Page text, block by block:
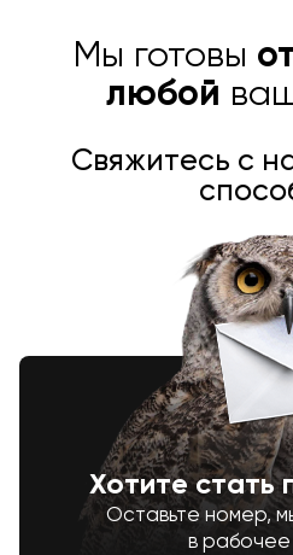
Мы готовы
любой
Свяжитесь с
Хотите стать
Оставьте номер,
в рабочее